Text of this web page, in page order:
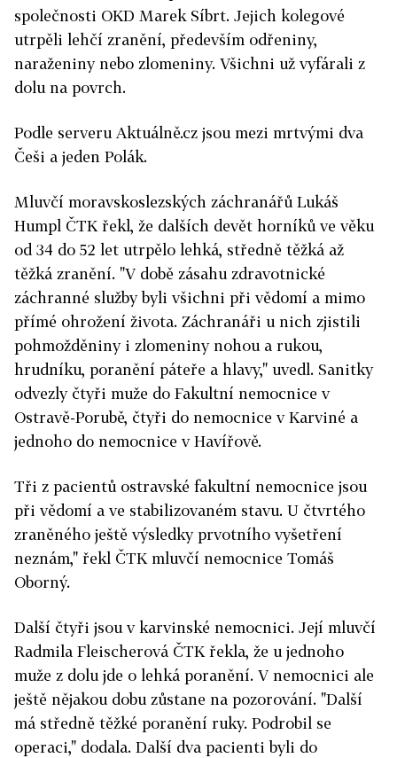
společnosti OKD Marek Síbrt. Jejich kolegové
utrpěli lehčí zranění, především odřeniny,
naraženiny nebo zlomeniny. Všichni už vyfárali z
dolu na povrch.
Podle serveru Aktuálně.cz jsou mezi mrtvými dva
Češi a jeden Polák.
Mluvčí moravskoslezských záchranářů Lukáš
Humpl ČTK řekl, že dalších devět horníků ve věku
od 34 do 52 let utrpělo lehká, středně těžká až
těžká zranění. "V době zásahu zdravotnické
záchranné služby byli všichni při vědomí a mimo
přímé ohrožení života. Záchranáři u nich zjistili
pohmožděniny i zlomeniny nohou a rukou,
hrudníku, poranění páteře a hlavy," uvedl. Sanitky
odvezly čtyři muže do Fakultní nemocnice v
Ostravě-Porubě, čtyři do nemocnice v Karviné a
jednoho do nemocnice v Havířově.
Tři z pacientů ostravské fakultní nemocnice jsou
při vědomí a ve stabilizovaném stavu. U čtvrtého
zraněného ještě výsledky prvotního vyšetření
neznám," řekl ČTK mluvčí nemocnice Tomáš
Oborný.
Další čtyři jsou v karvinské nemocnici. Její mluvčí
Radmila Fleischerová ČTK řekla, že u jednoho
muže z dolu jde o lehká poranění. V nemocnici ale
ještě nějakou dobu zůstane na pozorování. "Další
má středně těžké poranění ruky. Podrobil se
operaci," dodala. Další dva pacienti byli do